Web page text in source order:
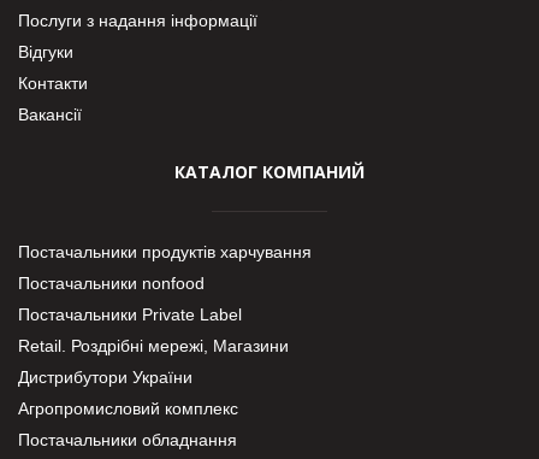
Послуги з надання інформації
Відгуки
Контакти
Вакансії
КАТАЛОГ КОМПАНИЙ
Постачальники продуктів харчування
Постачальники nonfood
Постачальники Private Label
Retail. Роздрібні мережі, Магазини
Дистрибутори України
Агропромисловий комплекс
Постачальники обладнання